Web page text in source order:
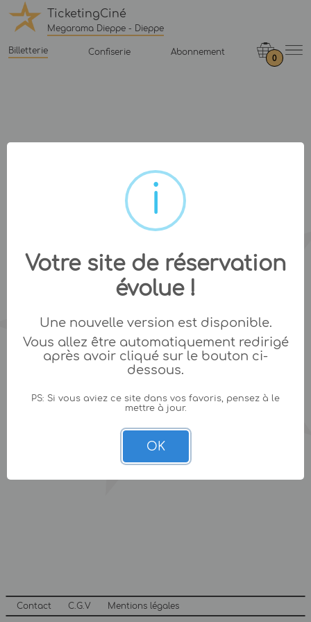
TicketingCiné
Megarama Dieppe - Dieppe
Billetterie Confiserie Abonnement
0
Contact C.G.V Mentions légales
Votre site de réservation
évolue !
Une nouvelle version est disponible.
Vous allez être automatiquement redirigé
après avoir cliqué sur le bouton ci-
dessous.
PS: Si vous aviez ce site dans vos favoris, pensez à le
mettre à jour.
OK